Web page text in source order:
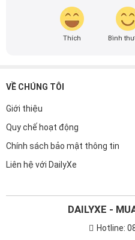
Thích Bình
VỀ CHÚNG TÔI
Giới thiệu
Quy chế hoạt động
Chính sách bảo mật thông tin
Liên hệ với DailyXe
DAILYXE -
Hotline: